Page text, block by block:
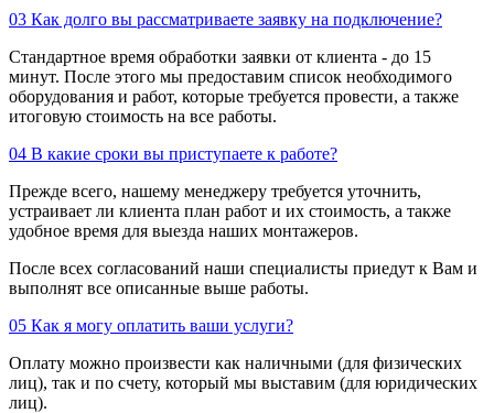
03 Как долго вы рассматриваете заявку на подключение?
Стандартное время обработки заявки от клиента - до 15
минут. После этого мы предоставим список необходимого
оборудования и работ, которые требуется провести, а также
итоговую стоимость на все работы.
04 В какие сроки вы приступаете к работе?
Прежде всего, нашему менеджеру требуется уточнить,
устраивает ли клиента план работ и их стоимость, а также
удобное время для выезда наших монтажеров.
После всех согласований наши специалисты приедут к Вам и
выполнят все описанные выше работы.
05 Как я могу оплатить ваши услуги?
Оплату можно произвести как наличными (для физических
лиц), так и по счету, который мы выставим (для юридических
лиц).